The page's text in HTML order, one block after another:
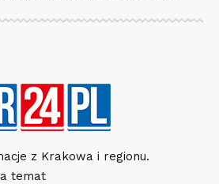
z Krakowa i regionu.
temat